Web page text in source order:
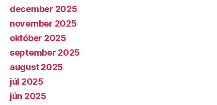
december 2025
november 2025
október 2025
september 2025
august 2025
júl 2025
jún 2025